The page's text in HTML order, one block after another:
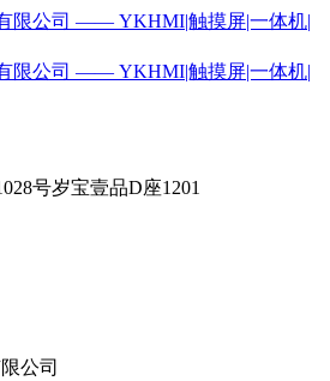
号岁宝壹品D座1201
公司